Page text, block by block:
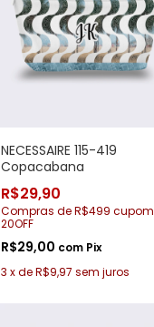
NECESSAIRE 115-419
Copacabana
R$29,90
Compras de R$499 cupom
20OFF
R$29,00 com Pix
3 xdeR$9,97 sem juros